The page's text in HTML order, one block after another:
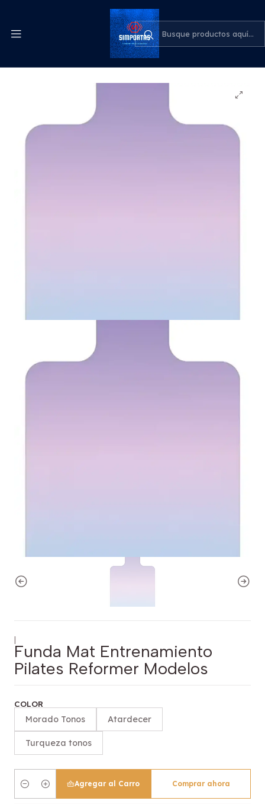
Despachos express a todo el país
Deportes y Aire Libre
Funda Mat Entrenamiento Pilates Reformer Modelos
|
Funda Mat Entrenamiento
Pilates Reformer Modelos
COLOR
Morado Tonos Atardecer
Turqueza tonos
Cantidad
Agregar al Carro Comprar ahora